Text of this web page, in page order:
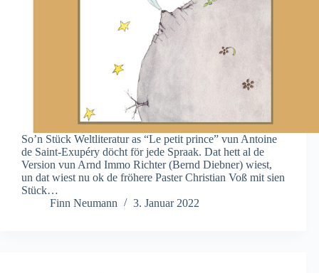
So’n Stück Weltliteratur as “Le petit prince” vun Antoine
de Saint-Exupéry döcht för jede Spraak. Dat hett al de
Version vun Arnd Immo Richter (Bernd Diebner) wiest,
un dat wiest nu ok de fröhere Paster Christian Voß mit sien
Stück…
Finn Neumann
3. Januar 2022